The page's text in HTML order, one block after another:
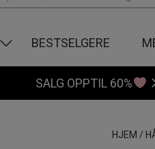
BESTSELGERE
SALG OPPTIL 60%
HJEM /